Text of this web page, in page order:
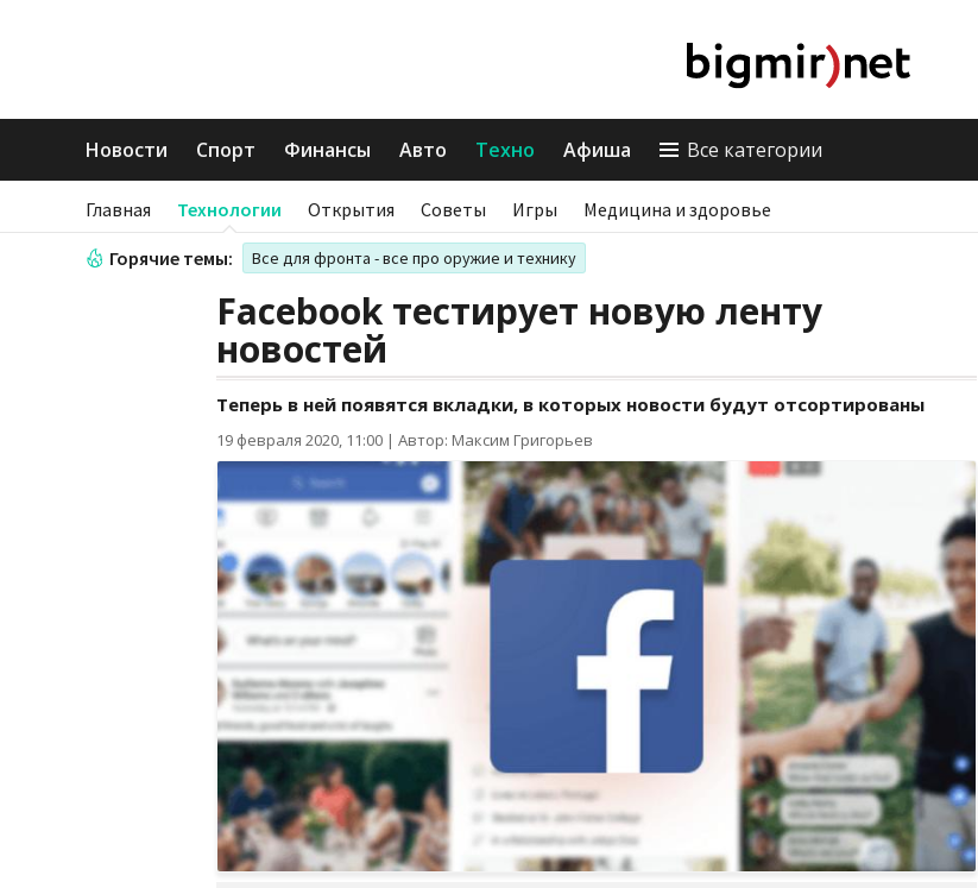
Новости Спорт Финансы Авто Техно Афиша Все категории
Главная Технологии Открытия Советы Игры Медицина и здоровье
Горячие темы: Все для фронта - все про оружие и технику
Facebook тестирует новую ленту
новостей
Теперь в ней появятся вкладки, в которых новости будут отсортированы
19 февраля 2020, 11:00 | Автор: Максим Григорьев